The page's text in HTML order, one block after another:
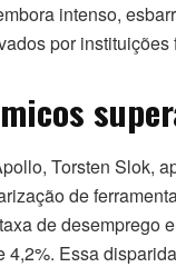
intenso,
por instituições
Torsten Slok,
de
de desemprego
4,2%. Essa